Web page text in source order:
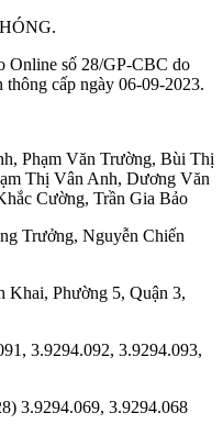
Online số 28/GP-CBC do
cấp ngày 06-09-2023.
, Phạm Văn Trường, Bùi Thị
Thị Vân Anh, Dương Văn
Cường, Trần Gia Bảo
Trưởng, Nguyễn Chiến
Khai, Phường 5, Quận 3,
3.9294.092, 3.9294.093,
3.9294.069, 3.9294.068